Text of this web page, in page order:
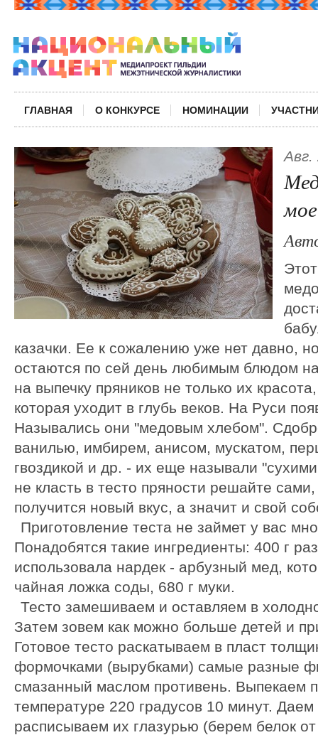
ГЛАВНАЯ О КОНКУРСЕ НОМИНАЦИИ
Авг.
казачки. Ее к сожалению уже нет давно,
остаются по сей день любимым блюдом
на выпечку пряников не только их
которая уходит в глубь веков. На Руси
Назывались они "медовым хлебом".
ванилью, имбирем, анисом, мускатом,
гвоздикой и др. - их еще называли
не класть в тесто пряности решайте
получится новый вкус, а значит и свой
Приготовление теста не займет у вас
Понадобятся такие ингредиенты: 400 г
использовала нардек - арбузный мед,
чайная ложка соды, 680 г муки.
Тесто замешиваем и оставляем в
Затем зовем как можно больше детей и
Готовое тесто раскатываем в пласт
формочками (вырубками) самые разные
смазанный маслом противень. Выпекаем
температуре 220 градусов 10 минут.
расписываем их глазурью (берем белок